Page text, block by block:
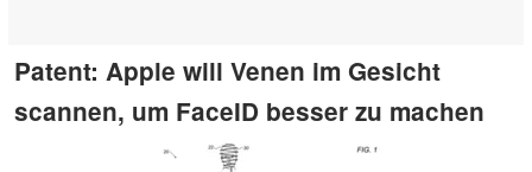
Patent: Apple will Venen im Gesicht
scannen, um FaceID besser zu machen